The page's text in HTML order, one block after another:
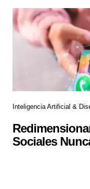
Inteligencia Artificial &
Sociales